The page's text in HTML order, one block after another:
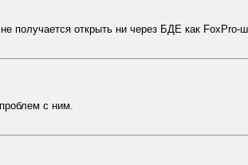
получается открыть ни через БДЕ как
с ним.